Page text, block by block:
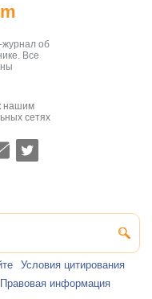
об
Все
нашим
сетях
Условия цитирования
Правовая информация